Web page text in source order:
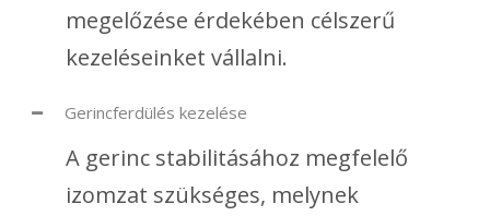
megelőzése érdekében célszerű
kezeléseinket vállalni.
Gerincferdülés kezelése
A gerinc stabilitásához megfelelő
izomzat szükséges, melynek